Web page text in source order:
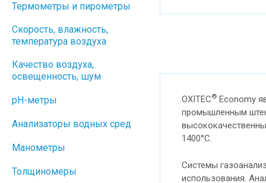
OXITEC® Economy
промышленным
1400°C.
Системы
использования.
Термометры и пирометры
Скорость, влажность,
температура воздуха
Качество воздуха,
освещенность, шум
pH-метры
Анализаторы водных сред
Манометры
Толщиномеры